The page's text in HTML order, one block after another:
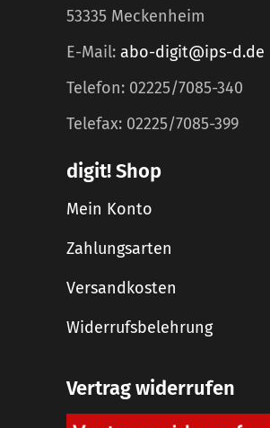
53335 Meckenheim
E-Mail: abo-digit@ips-d.de
Telefon: 02225/7085-340
Telefax: 02225/7085-399
digit! Shop
Mein Konto
Zahlungsarten
Versandkosten
Widerrufsbelehrung
Vertrag widerrufen